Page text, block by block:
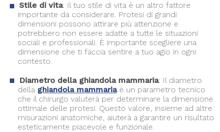
Stile di vita: Il tuo stile di vita è un altro fattore
importante da considerare. Protesi di grandi
dimensioni possono attirare più attenzione e
potrebbero non essere adatte a tutte le situazioni
sociali e professionali. È importante scegliere una
dimensione che ti faccia sentire a tuo agio in ogni
contesto.
Diametro della ghiandola mammaria: Il diametro
della ghiandola mammariaè un parametro tecnico
che il chirurgo valuterà per determinare la dimensione
ottimale delle protesi. Questo valore, insieme ad altre
misurazioni anatomiche, aiuterà a garantire un risultato
esteticamente piacevole e funzionale.